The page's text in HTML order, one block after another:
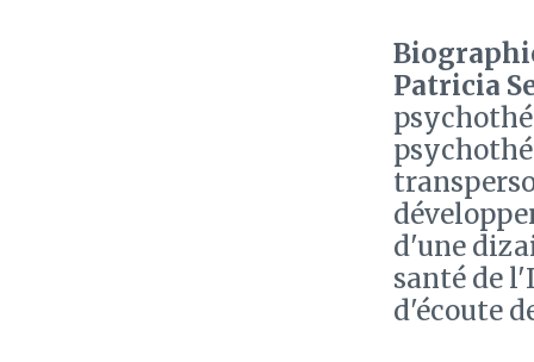
Patricia
d'une
santé de
d'écoute